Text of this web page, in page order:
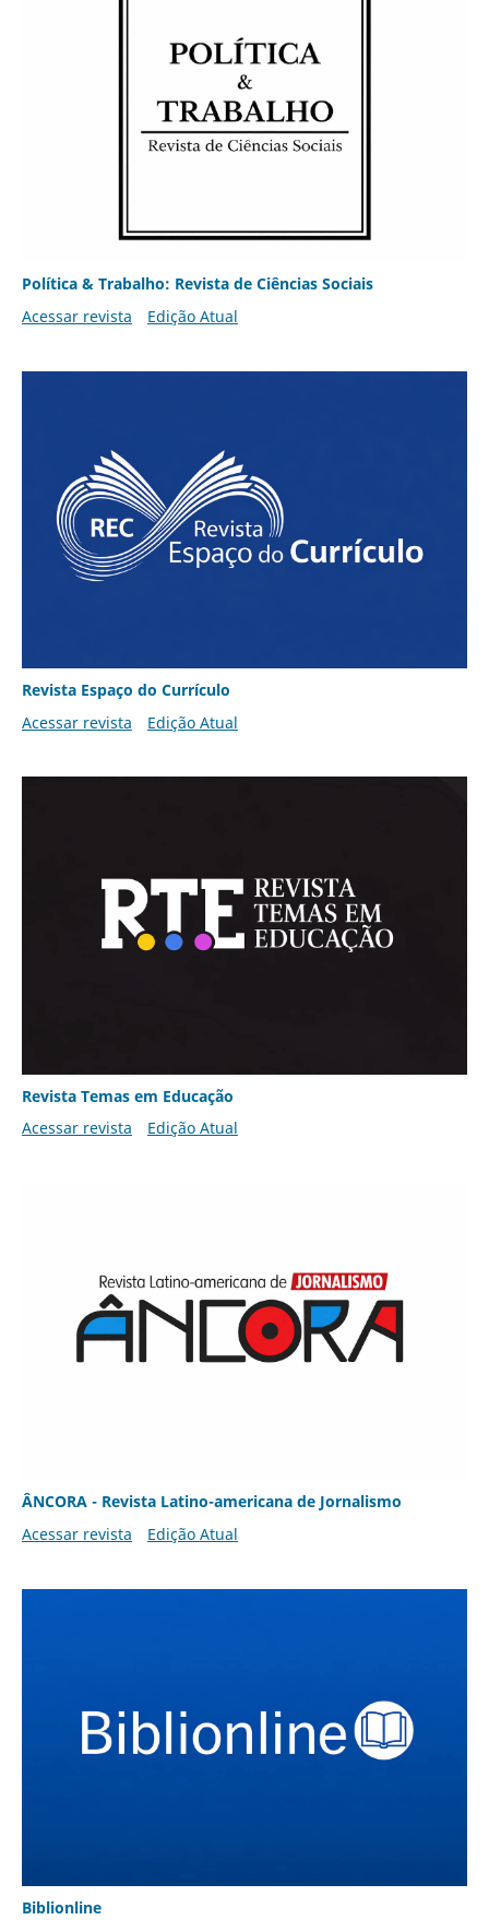
Política & Trabalho: Revista de Ciências Sociais
Acessar revista
Edição Atual
Revista Espaço do Currículo
Acessar revista
Edição Atual
Revista Temas em Educação
Acessar revista
Edição Atual
ÂNCORA - Revista Latino-americana de Jornalismo
Acessar revista
Edição Atual
Biblionline